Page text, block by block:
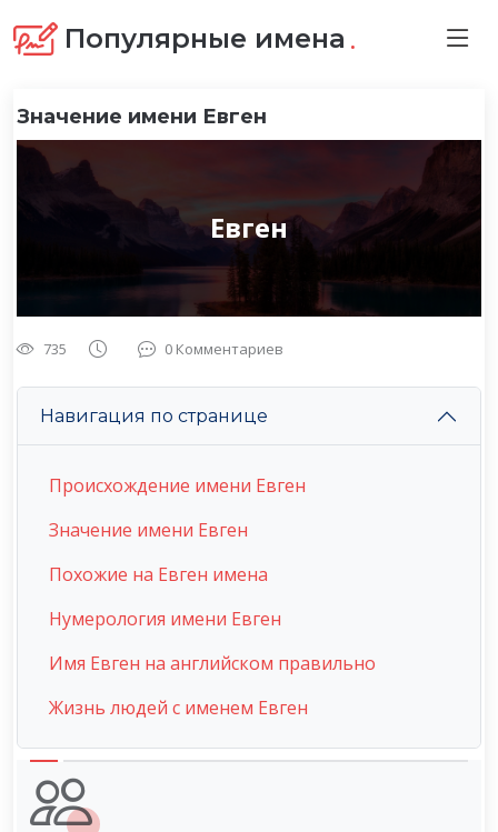
Популярные имена .
Значение имени Евген
Евген
735 0 Комментариев
Навигация по странице
Происхождение имени Евген
Значение имени Евген
Похожие на Евген имена
Нумерология имени Евген
Имя Евген на английском правильно
Жизнь людей с именем Евген